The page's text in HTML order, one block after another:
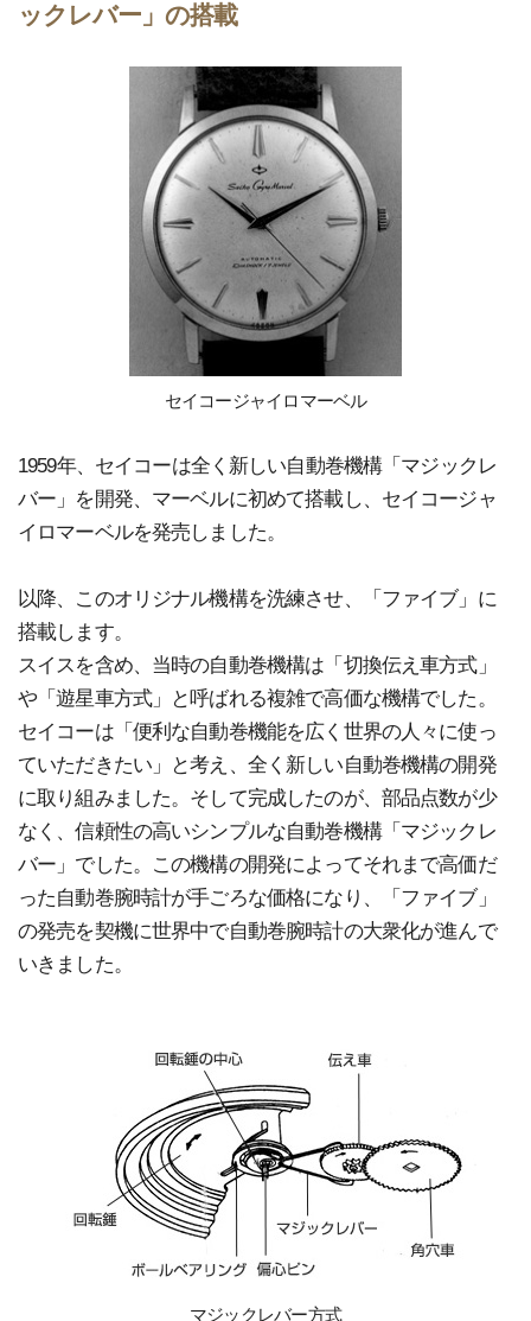
ックレバー」の搭載
セイコージャイロマーベル
1959年、セイコーは全く新しい自動巻機構「マジックレ
バー」を開発、マーベルに初めて搭載し、セイコージャ
イロマーベルを発売しました。
以降、このオリジナル機構を洗練させ、「ファイブ」に
搭載します。
スイスを含め、当時の自動巻機構は「切換伝え車方式」
や「遊星車方式」と呼ばれる複雑で高価な機構でした。
セイコーは「便利な自動巻機能を広く世界の人々に使っ
ていただきたい」と考え、全く新しい自動巻機構の開発
に取り組みました。そして完成したのが、部品点数が少
なく、信頼性の高いシンプルな自動巻機構「マジックレ
バー」でした。この機構の開発によってそれまで高価だ
った自動巻腕時計が手ごろな価格になり、「ファイブ」
の発売を契機に世界中で自動巻腕時計の大衆化が進んで
いきました。
マジックレバー方式